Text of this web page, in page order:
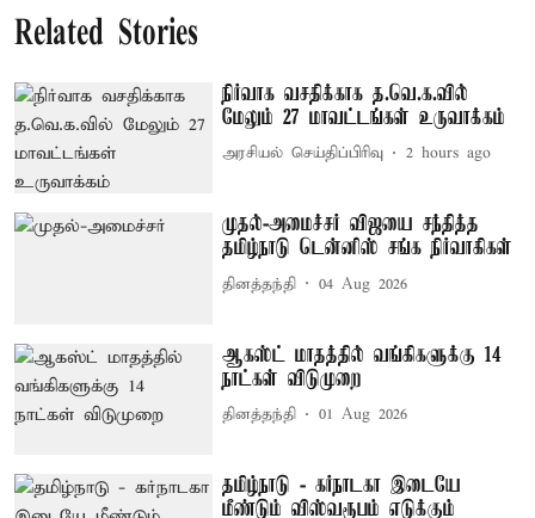
Related Stories
நிர்வாக வசதிக்காக த.வெ.க.வில்
மேலும் 27 மாவட்டங்கள் உருவாக்கம்
அரசியல் செய்திப்பிரிவு 2 hours ago
முதல்-அமைச்சர் விஜயை சந்தித்த
தமிழ்நாடு டென்னிஸ் சங்க நிர்வாகிகள்
தினத்தந்தி 04 Aug 2026
ஆகஸ்ட் மாதத்தில் வங்கிகளுக்கு 14
நாட்கள் விடுமுறை
தினத்தந்தி 01 Aug 2026
தமிழ்நாடு - கர்நாடகா இடையே
மீண்டும் விஸ்வரூபம் எடுக்கும்